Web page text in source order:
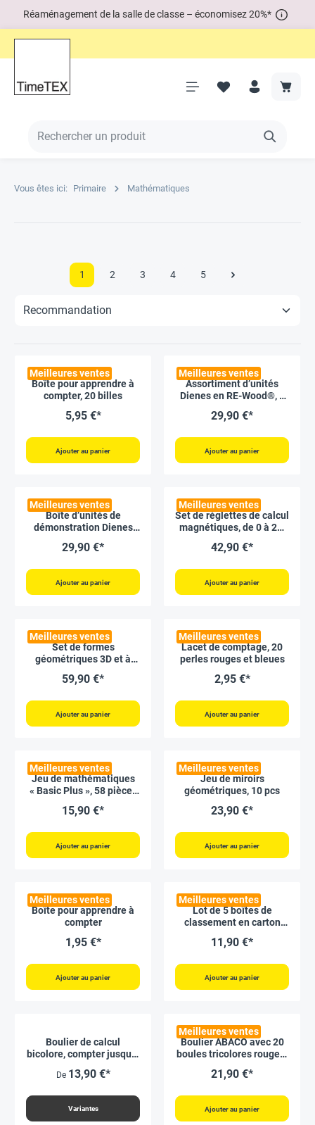
Réaménagement de la salle de classe – économisez 20%*
Vous êtes ici: Primaire Mathématiques
1 2 3 4 5
Meilleures ventes
Boîte pour apprendre à
compter, 20 billes
5,95 €*
Ajouter au panier
Meilleures ventes
Assortiment d’unités
Dienes en RE-Wood®, «
121 pièces
29,90 €*
Ajouter au panier
Meilleures ventes
Boîte d’unités de
démonstration Dienes
29,90 €*
Ajouter au panier
Meilleures ventes
Set de réglettes de calcul
magnétiques, de 0 à 20,
42,90 €*
Ajouter au panier
Meilleures ventes
Set de formes
géométriques 3D et à
59,90 €*
Ajouter au panier
Meilleures ventes
Lacet de comptage, 20
perles rouges et bleues
2,95 €*
Ajouter au panier
Meilleures ventes
Jeu de mathématiques
« Basic Plus », 58 pièces
15,90 €*
Ajouter au panier
Meilleures ventes
Jeu de miroirs
géométriques, 10 pcs
23,90 €*
Ajouter au panier
Meilleures ventes
Boîte pour apprendre à
compter
1,95 €*
Ajouter au panier
Meilleures ventes
Lot de 5 boîtes de
classement en carton
format A8
11,90 €*
Ajouter au panier
Boulier de calcul
bicolore, compter jusqu’à
De 13,90 €*
Variantes
Meilleures ventes
Boulier ABACO avec 20
boules tricolores rouges-
21,90 €*
Ajouter au panier